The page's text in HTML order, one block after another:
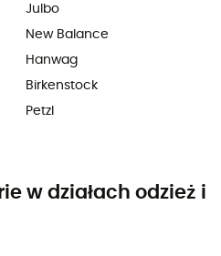
Julbo
New Balance
Hanwag
Birkenstock
Petzl
w działach odzież i